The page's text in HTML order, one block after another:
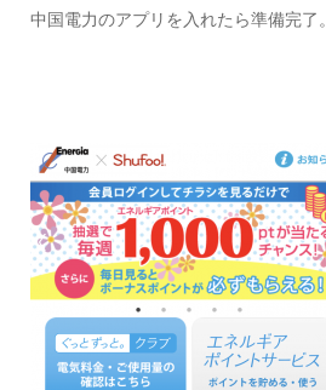
中国電力のアプリを入れたら準備完了。